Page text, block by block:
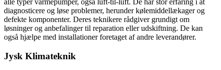
alle typer varmepumper, også luft-til-luft. De har stor erfaring i at
diagnosticere og løse problemer, herunder kølemiddellækager og
defekte komponenter. Deres teknikere rådgiver grundigt om
løsninger og anbefalinger til reparation eller udskiftning. De kan
også hjælpe med installationer foretaget af andre leverandører.
Jysk Klimateknik